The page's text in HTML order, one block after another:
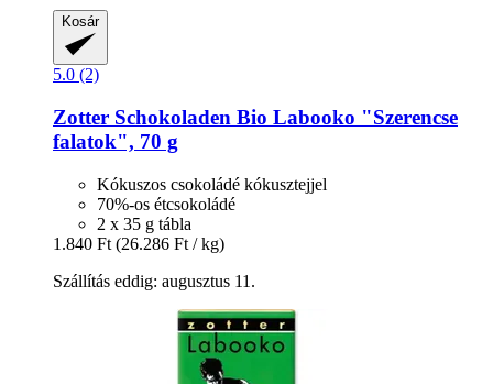
Kosár
5.0 (2)
Zotter Schokoladen Bio Labooko "Szerencse
falatok", 70 g
Kókuszos csokoládé kókusztejjel
70%-os étcsokoládé
2 x 35 g tábla
1.840 Ft (26.286 Ft / kg)
Szállítás eddig: augusztus 11.